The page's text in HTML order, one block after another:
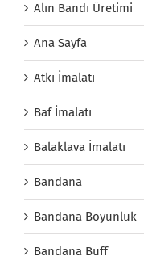
Alın Bandı Üretimi
Ana Sayfa
Atkı İmalatı
Baf İmalatı
Balaklava İmalatı
Bandana
Bandana Boyunluk
Bandana Buff